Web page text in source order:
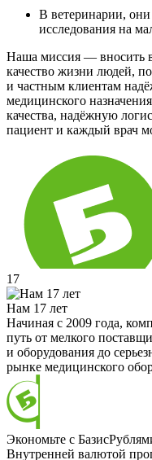
В ветеринарии, они
исследования на
Наша миссия — вносить
качество жизни людей,
и частным клиентам
медицинского
качества, надёжную
пациент и каждый врач
17
Нам 17 лет
Начиная с 2009 года,
путь от мелкого
и оборудования до
рынке медицинского
Экономьте с
Внутренней валютой